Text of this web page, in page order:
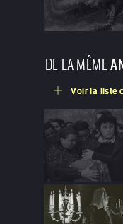
DE LA MÊME
Voir la liste